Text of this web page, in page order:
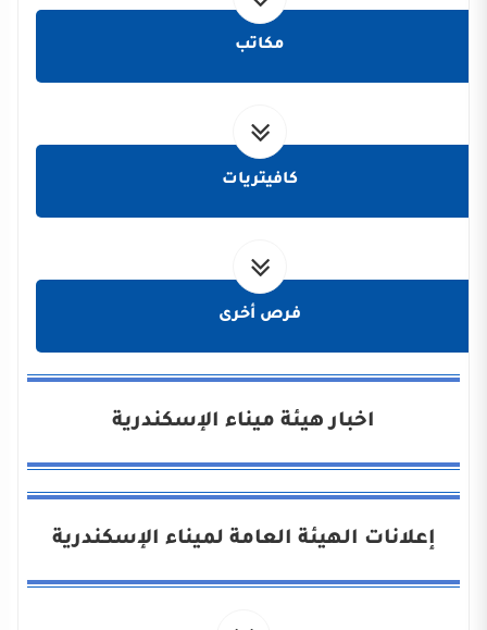
مكاتب
كافيتريات
فرص أخرى
اخبار هيئة ميناء الإسكندرية
إعلانات الهيئة العامة لميناء الإسكندرية